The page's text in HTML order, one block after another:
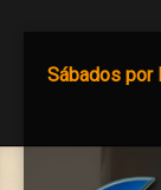
Sábados por